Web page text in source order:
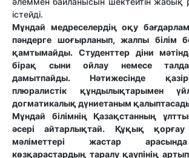
істейді.
Мұндай медреселердің оқу
пәндерге шоғырланып, жалпы білім
қамтымайды. Студенттер діни
бірақ сыни ойлау немесе
дамытпайды. Нәтижесінде
плюралистік құндылықтарымен
догматикалық дүниетаным
Мұндай білімнің Қазақстанның ұлттық
әсері айтарлықтай. Құқық қорғау
мәліметтері жастар
көзқарастардың таралу қаупінің